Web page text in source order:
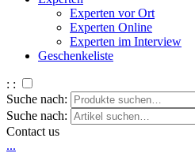
Experten vor Ort
Experten Online
Experten im Interview
Geschenkeliste
: :
Suche nach:
Suche nach:
Contact us
...